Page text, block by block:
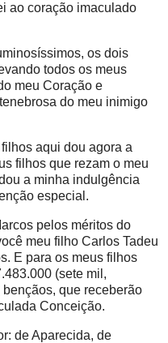
ao coração imaculado
os dois
todos os meus
meu Coração e
do meu inimigo
aqui dou agora a
filhos que rezam o meu
a minha indulgência
especial.
pelos méritos do
meu filho Carlos Tadeu
E para os meus filhos
(sete mil,
que receberão
Conceição.
de Aparecida, de